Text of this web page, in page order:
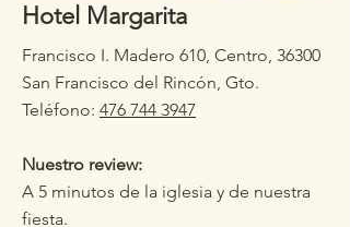
Hotel Margarita
Francisco I. Madero 610, Centro, 36300
San Francisco del Rincón, Gto.
Teléfono: 476 744 3947
Nuestro review:
A 5 minutos de la iglesia y de nuestra
fiesta.